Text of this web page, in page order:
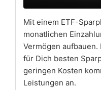
Mit einem ETF-
monatlichen
Vermögen
für Dich besten
geringen Kosten
Leistungen an.